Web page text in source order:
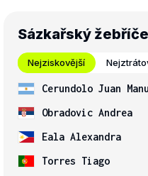
Sázkařský
Nejziskovější
Cerundolo Juan
Obradovic Andrea
Eala Alexandra
Torres Tiago